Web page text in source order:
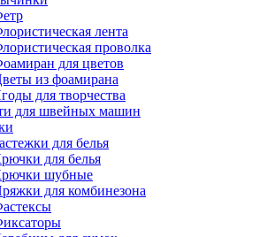
лента
проволка
для цветов
из фоамирана
для творчества
для швейных машин
для белья
для белья
шубные
для комбинезона